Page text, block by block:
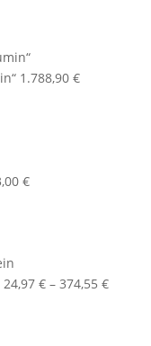
1.788,90 €
€
24,97 €– 374,55 €